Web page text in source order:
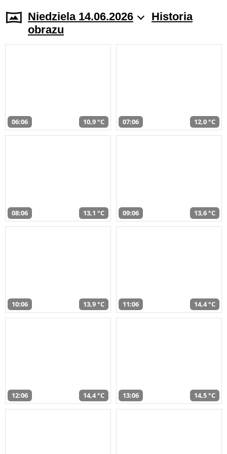
Niedziela 14.06.2026
Historia
obrazu
06:06 10,9 °C 07:06 12,0 °C
08:06 13,1 °C 09:06 13,6 °C
10:06 13,9 °C 11:06 14,4 °C
12:06 14,4 °C 13:06 14,5 °C